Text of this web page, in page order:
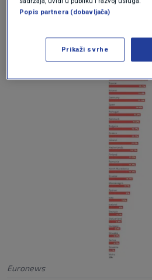
Euronews
Popis partnera (dobavljača)
Prikaži svrhe